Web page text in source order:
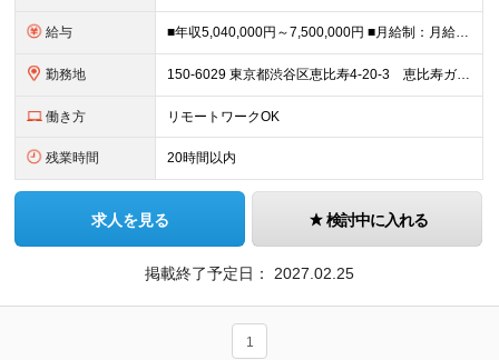
給与 ■年収5,040,000円～7,500,000円 ■月給制：月給336,000円〜500,000円 （基本給248,600円～369,900円 固定残業代87,400円～130,100円/45時間相当
勤務地 150-6029 東京都渋谷区恵比寿4-20-3 恵比寿ガーデンプレイスタワー29階 ※リモートワークの頻度：月3割 (変更の範囲)上記を除く当社関連勤務地
働き方 リモートワークOK
残業時間 20時間以内
求人を見る 検討中に入れる
掲載終了予定日： 2027.02.25
1